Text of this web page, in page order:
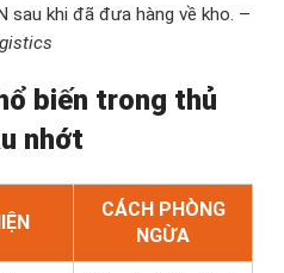
sau khi đã đưa hàng về kho. –
biến trong thủ
nhớt
CÁCH PHÒNG
NGỪA